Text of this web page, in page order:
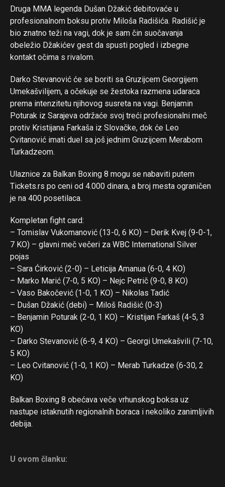
Druga MMA legenda Dušan Džakić debitovaće u
profesionalnom boksu protiv Miloša Radišića. Radišić je
bio znatno teži na vagi, dok je sam čin suočavanja
obeležio Džakićev gest da spusti pogled i izbegne
kontakt očima s rivalom.
Darko Stevanović će se boriti sa Gruzijcem Georgijem
Umekašvilijem, a očekuje se žestoka razmena udaraca
prema intenzitetu njihovog susreta na vagi. Benjamin
Poturak iz Sarajeva održaće svoj treći profesionalni meč
protiv Kristijana Farkaša iz Slovačke, dok će Leo
Cvitanović imati duel sa još jednim Gruzijcem Merabom
Turkadzeom.
Ulaznice za Balkan Boxing 8 mogu se nabaviti putem
Tickets.rs po ceni od 4.000 dinara, a broj mesta ograničen
je na 400 posetilaca.
Kompletan fight card:
– Tomislav Vukomanović (13-0, 6 KO) – Derik Kvej (9-0-1,
7 KO) – glavni meč večeri za WBC International Silver
pojas
– Sara Ćirković (2-0) – Leticija Amanua (6-0, 4 KO)
– Marko Marić (7-0, 5 KO) – Nejc Petrič (9-0, 8 KO)
– Vaso Bakočević (1-0, 1 KO) – Nikolas Tadić
– Dušan Džakić (debi) – Miloš Radišić (0-3)
– Benjamin Poturak (2-0, 1 KO) – Kristijan Farkaš (4-5, 3
KO)
– Darko Stevanović (6-9, 4 KO) – Georgi Umekašvili (7-10,
5 KO)
– Leo Cvitanović (1-0, 1 KO) – Merab Turkadze (6-30, 2
KO)
Balkan Boxing 8 obećava veče vrhunskog boksa uz
nastupe istaknutih regionalnih boraca i nekoliko zanimljivih
debija.
U ovom članku:
Flipboard
Pinterest
Whatsapp
Email